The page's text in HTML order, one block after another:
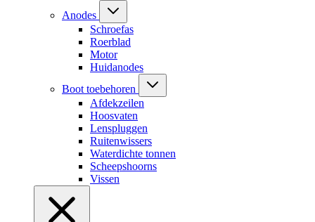
Anodes
Schroefas
Roerblad
Motor
Huidanodes
Boot toebehoren
Afdekzeilen
Hoosvaten
Lenspluggen
Ruitenwissers
Waterdichte tonnen
Scheepshoorns
Vissen